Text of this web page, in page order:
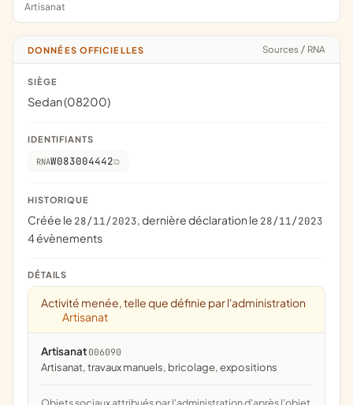
Artisanat
DONNÉES OFFICIELLES Sources / RNA
SIÈGE
Sedan (08200)
IDENTIFIANTS
RNAW083004442
HISTORIQUE
Créée le 28/11/2023, dernière déclaration le 28/11/2023
4 évènements
DÉTAILS
Activité menée, telle que définie par l'administration
Artisanat
Artisanat 006090
artisanat, travaux manuels, bricolage, expositions